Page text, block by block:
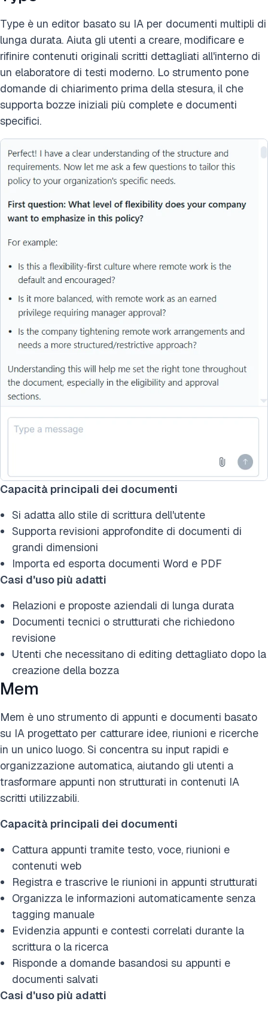
Type è un editor basato su IA per documenti multipli di
lunga durata. Aiuta gli utenti a creare, modificare e
rifinire contenuti originali scritti dettagliati all'interno di
un elaboratore di testi moderno. Lo strumento pone
domande di chiarimento prima della stesura, il che
supporta bozze iniziali più complete e documenti
specifici.
Capacità principali dei documenti
Si adatta allo stile di scrittura dell'utente
Supporta revisioni approfondite di documenti di
grandi dimensioni
Importa ed esporta documenti Word e PDF
Casi d'uso più adatti
Relazioni e proposte aziendali di lunga durata
Documenti tecnici o strutturati che richiedono
revisione
Utenti che necessitano di editing dettagliato dopo la
creazione della bozza
Mem
Mem è uno strumento di appunti e documenti basato
su IA progettato per catturare idee, riunioni e ricerche
in un unico luogo. Si concentra su input rapidi e
organizzazione automatica, aiutando gli utenti a
trasformare appunti non strutturati in contenuti IA
scritti utilizzabili.
Capacità principali dei documenti
Cattura appunti tramite testo, voce, riunioni e
contenuti web
Registra e trascrive le riunioni in appunti strutturati
Organizza le informazioni automaticamente senza
tagging manuale
Evidenzia appunti e contesti correlati durante la
scrittura o la ricerca
Risponde a domande basandosi su appunti e
documenti salvati
Casi d'uso più adatti